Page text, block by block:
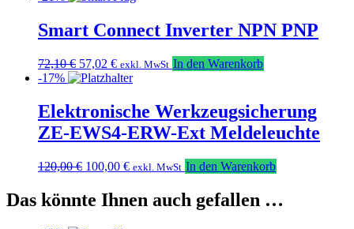
195,00 €
185,00 €.
Smart Connect Inverter NPN PNP
72,10€ Ursprünglicher
Preis
72,10 €
57,02 €Aktueller
Preis
57,02 €.
exkl. MwSt In den Warenkorb
-17%
Elektronische Werkzeugsicherung
ZE-EWS4-ERW-Ext Meldeleuchte
120,00€ Ursprünglicher
war:
120,00 €
100,00 €Aktueller
100,00 €.
exkl. MwSt In den Warenkorb
Das könnte Ihnen auch gefallen …